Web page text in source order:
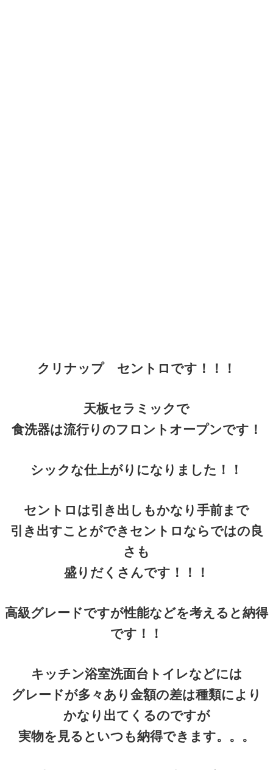
クリナップ セントロです！！！
天板セラミックで
食洗器は流行りのフロントオープンです！
シックな仕上がりになりました！！
セントロは引き出しもかなり手前まで
引き出すことができセントロならではの良
さも
盛りだくさんです！！！
高級グレードですが性能などを考えると納得
です！！
キッチン浴室洗面台トイレなどには
グレードが多々あり金額の差は種類により
かなり出てくるのですが
実物を見るといつも納得できます。。。